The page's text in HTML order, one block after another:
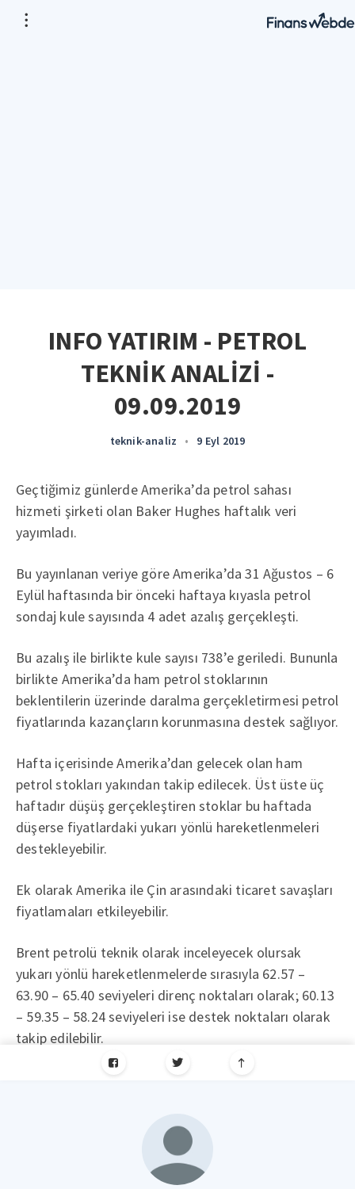
INFO YATIRIM - PETROL
TEKNİK ANALİZİ -
09.09.2019
teknik-analiz • 9 Eyl 2019
Geçtiğimiz günlerde Amerika’da petrol sahası
hizmeti şirketi olan Baker Hughes haftalık veri
yayımladı.
Bu yayınlanan veriye göre Amerika’da 31 Ağustos – 6
Eylül haftasında bir önceki haftaya kıyasla petrol
sondaj kule sayısında 4 adet azalış gerçekleşti.
Bu azalış ile birlikte kule sayısı 738’e geriledi. Bununla
birlikte Amerika’da ham petrol stoklarının
beklentilerin üzerinde daralma gerçekletirmesi petrol
fiyatlarında kazançların korunmasına destek sağlıyor.
Hafta içerisinde Amerika’dan gelecek olan ham
petrol stokları yakından takip edilecek. Üst üste üç
haftadır düşüş gerçekleştiren stoklar bu haftada
düşerse fiyatlardaki yukarı yönlü hareketlenmeleri
destekleyebilir.
Ek olarak Amerika ile Çin arasındaki ticaret savaşları
fiyatlamaları etkileyebilir.
Brent petrolü teknik olarak inceleyecek olursak
yukarı yönlü hareketlenmelerde sırasıyla 62.57 –
63.90 – 65.40 seviyeleri direnç noktaları olarak; 60.13
– 59.35 – 58.24 seviyeleri ise destek noktaları olarak
takip edilebilir.